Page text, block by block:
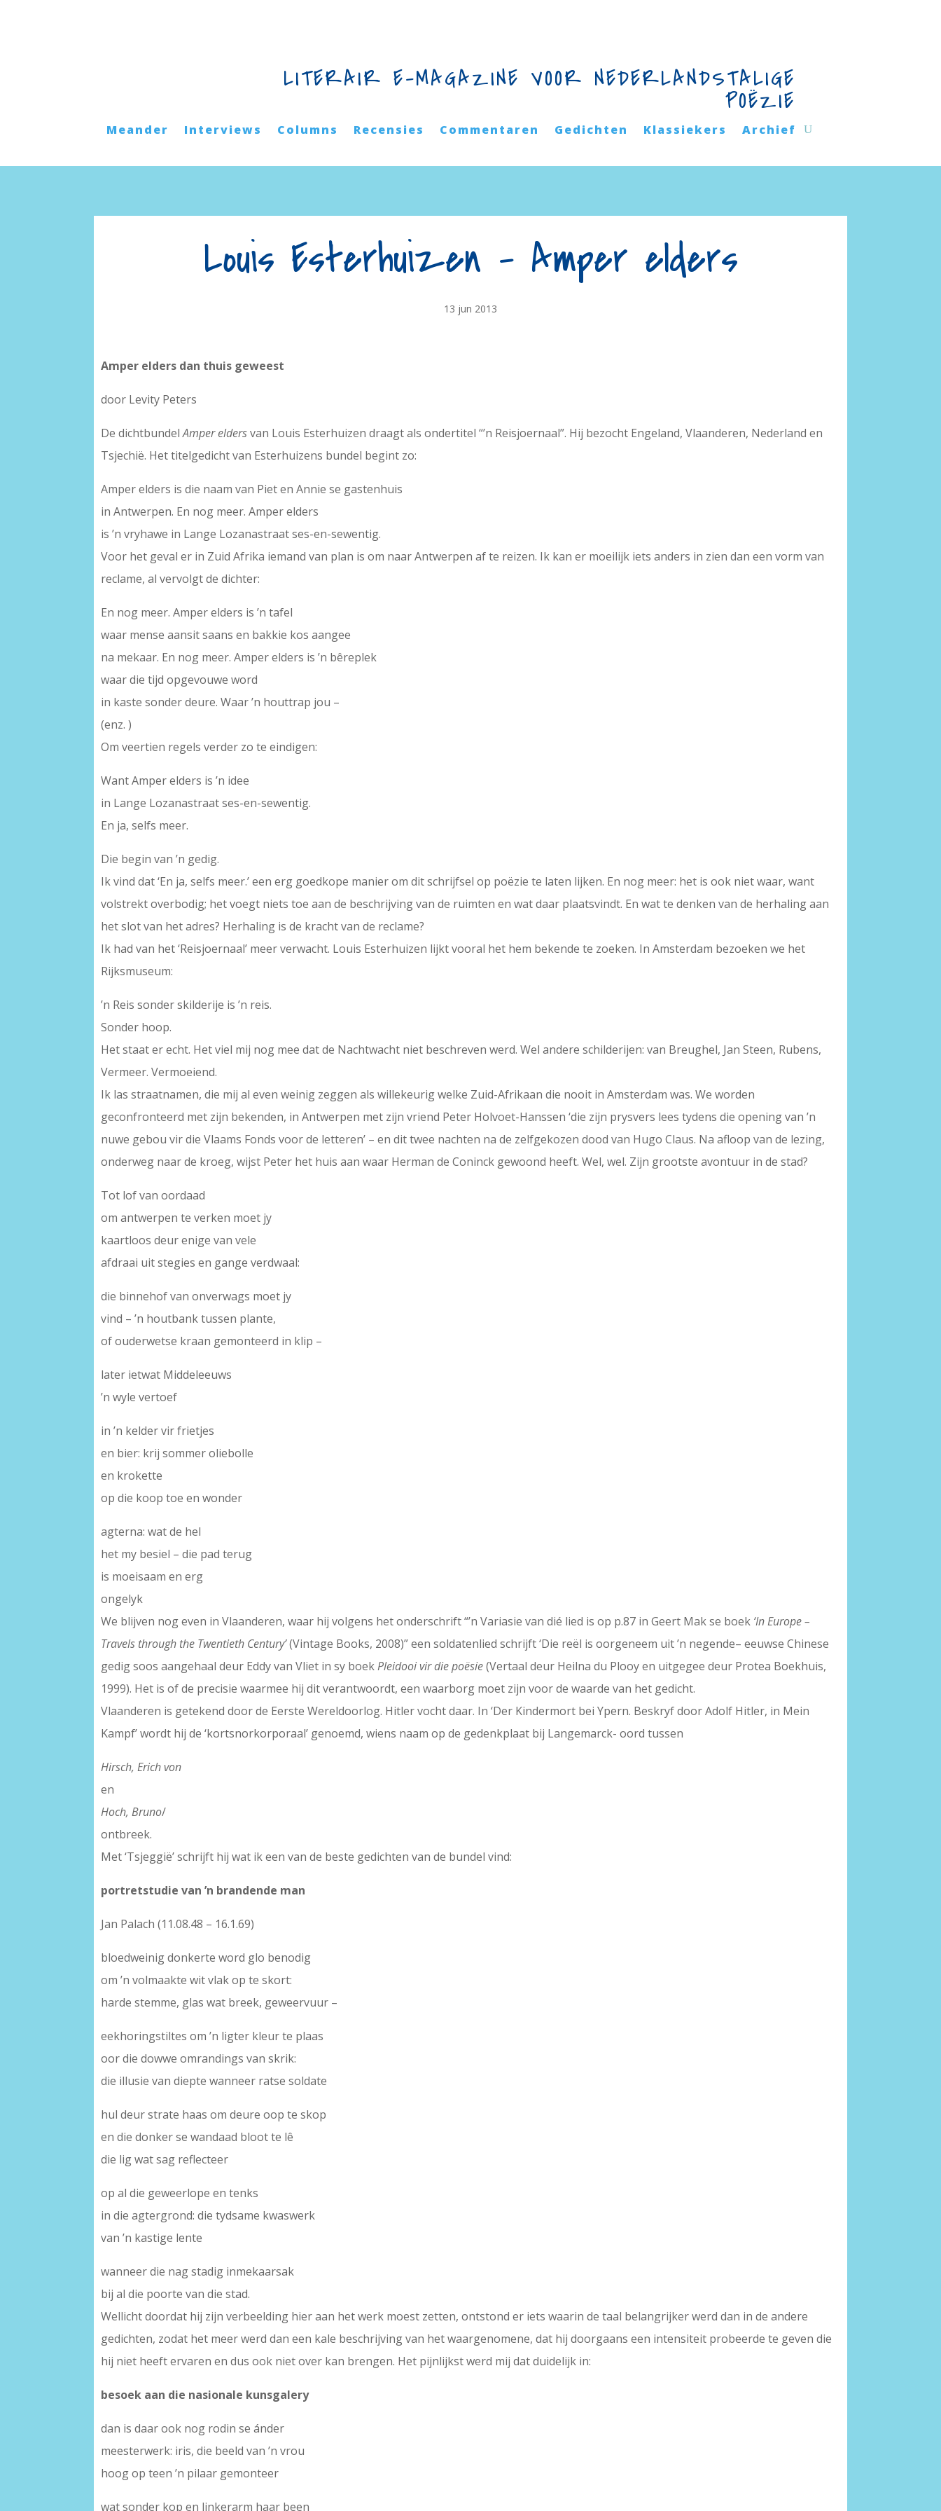
LITERAIR E-MAGAZINE VOOR NEDERLANDSTALIGE
POËZIE
Meander Interviews Columns Recensies Commentaren Gedichten Klassiekers Archief
Louis Esterhuizen – Amper elders
13 jun 2013
Amper elders dan thuis geweest
door Levity Peters
De dichtbundelAmper eldersvan Louis Esterhuizen draagt als ondertitel “’n Reisjoernaal”. Hij bezocht Engeland, Vlaanderen, Nederland en
Tsjechië. Het titelgedicht van Esterhuizens bundel begint zo:
Amper elders is die naam van Piet en Annie se gastenhuis
in Antwerpen. En nog meer. Amper elders
is ’n vryhawe in Lange Lozanastraat ses-en-sewentig.
Voor het geval er in Zuid Afrika iemand van plan is om naar Antwerpen af te reizen. Ik kan er moeilijk iets anders in zien dan een vorm van
reclame, al vervolgt de dichter:
En nog meer. Amper elders is ’n tafel
waar mense aansit saans en bakkie kos aangee
na mekaar. En nog meer. Amper elders is ’n bêreplek
waar die tijd opgevouwe word
in kaste sonder deure. Waar ’n houttrap jou –
(enz. )
Om veertien regels verder zo te eindigen:
Want Amper elders is ’n idee
in Lange Lozanastraat ses-en-sewentig.
En ja, selfs meer.
Die begin van ’n gedig.
Ik vind dat ‘En ja, selfs meer.’ een erg goedkope manier om dit schrijfsel op poëzie te laten lijken. En nog meer: het is ook niet waar, want
volstrekt overbodig; het voegt niets toe aan de beschrijving van de ruimten en wat daar plaatsvindt. En wat te denken van de herhaling aan
het slot van het adres? Herhaling is de kracht van de reclame?
Ik had van het ‘Reisjoernaal’ meer verwacht. Louis Esterhuizen lijkt vooral het hem bekende te zoeken. In Amsterdam bezoeken we het
Rijksmuseum:
’n Reis sonder skilderije is ’n reis.
Sonder hoop.
Het staat er echt. Het viel mij nog mee dat de Nachtwacht niet beschreven werd. Wel andere schilderijen: van Breughel, Jan Steen, Rubens,
Vermeer. Vermoeiend.
Ik las straatnamen, die mij al even weinig zeggen als willekeurig welke Zuid-Afrikaan die nooit in Amsterdam was. We worden
geconfronteerd met zijn bekenden, in Antwerpen met zijn vriend Peter Holvoet-Hanssen ‘die zijn prysvers lees tydens die opening van ’n
nuwe gebou vir die Vlaams Fonds voor de letteren’ – en dit twee nachten na de zelfgekozen dood van Hugo Claus. Na afloop van de lezing,
onderweg naar de kroeg, wijst Peter het huis aan waar Herman de Coninck gewoond heeft. Wel, wel. Zijn grootste avontuur in de stad?
Tot lof van oordaad
om antwerpen te verken moet jy
kaartloos deur enige van vele
afdraai uit stegies en gange verdwaal:
die binnehof van onverwags moet jy
vind – ’n houtbank tussen plante,
of ouderwetse kraan gemonteerd in klip –
later ietwat Middeleeuws
’n wyle vertoef
in ’n kelder vir frietjes
en bier: krij sommer oliebolle
en krokette
op die koop toe en wonder
agterna: wat de hel
het my besiel – die pad terug
is moeisaam en erg
ongelyk
We blijven nog even in Vlaanderen, waar hij volgens het onderschrift “’n Variasie van dié lied is op p.87 in Geert Mak se boek ‘In Europe –
Travels through the Twentieth Century’(Vintage Books, 2008)” een soldatenlied schrijft ‘Die reël is oorgeneem uit ’n negende– eeuwse Chinese
gedig soos aangehaal deur Eddy van Vliet in sy boekPleidooi vir die poësie(Vertaal deur Heilna du Plooy en uitgegee deur Protea Boekhuis,
1999). Het is of de precisie waarmee hij dit verantwoordt, een waarborg moet zijn voor de waarde van het gedicht.
Vlaanderen is getekend door de Eerste Wereldoorlog. Hitler vocht daar. In ‘Der Kindermort bei Ypern. Beskryf door Adolf Hitler, in Mein
Kampf’ wordt hij de ‘kortsnorkorporaal’ genoemd, wiens naam op de gedenkplaat bij Langemarck- oord tussen
Hirsch, Erich von
en
Hoch, Bruno/
ontbreek.
Met ‘Tsjeggië’ schrijft hij wat ik een van de beste gedichten van de bundel vind:
portretstudie van ’n brandende man
Jan Palach (11.08.48 – 16.1.69)
bloedweinig donkerte word glo benodig
om ’n volmaakte wit vlak op te skort:
harde stemme, glas wat breek, geweervuur –
eekhoringstiltes om ’n ligter kleur te plaas
oor die dowwe omrandings van skrik:
die illusie van diepte wanneer ratse soldate
hul deur strate haas om deure oop te skop
en die donker se wandaad bloot te lê
die lig wat sag reflecteer
op al die geweerlope en tenks
in die agtergrond: die tydsame kwaswerk
van ’n kastige lente
wanneer die nag stadig inmekaarsak
bij al die poorte van die stad.
Wellicht doordat hij zijn verbeelding hier aan het werk moest zetten, ontstond er iets waarin de taal belangrijker werd dan in de andere
gedichten, zodat het meer werd dan een kale beschrijving van het waargenomene, dat hij doorgaans een intensiteit probeerde te geven die
hij niet heeft ervaren en dus ook niet over kan brengen. Het pijnlijkst werd mij dat duidelijk in:
besoek aan die nasionale kunsgalery
dan is daar ook nog rodin se ánder
meesterwerk: iris, die beeld van ’n vrou
hoog op teen ’n pilaar gemonteer
wat sonder kop en linkerarm haar been